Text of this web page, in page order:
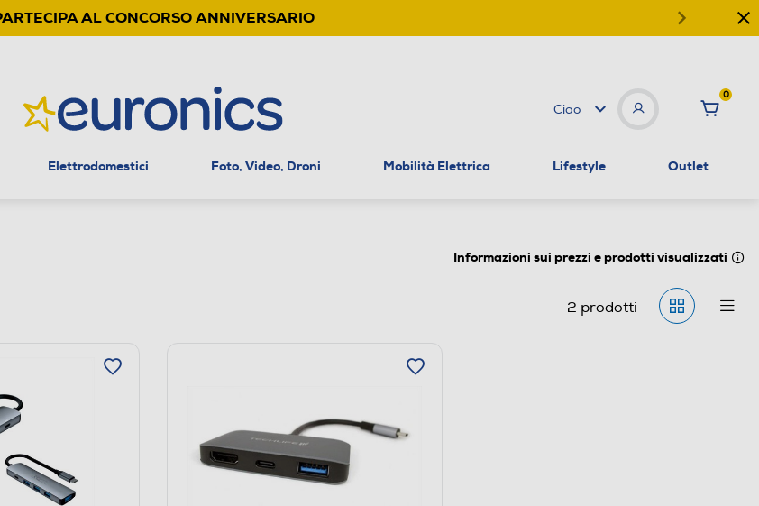
AL CONCORSO ANNIVERSARIO
Ciao
0
Elettrodomestici Foto, Video, Droni Mobilità Elettrica Lifestyle Outlet
Informazioni sui prezzi e prodotti visualizzati
2 prodotti